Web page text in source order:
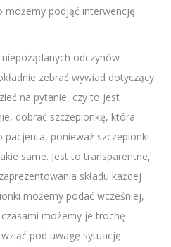
możemy podjąć interwencję
odczynów
zebrać wywiad dotyczący
na pytanie, czy to jest
dobrać szczepionkę, która
pacjenta, ponieważ szczepionki
same. Jest to transparentne,
składu każdej
możemy podać wcześniej,
możemy je trochę
pod uwagę sytuację